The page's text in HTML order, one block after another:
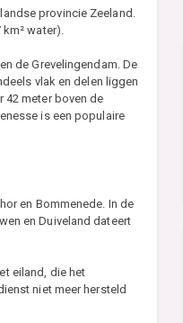
provincie Zeeland.
water).
de Grevelingendam. De
vlak en delen liggen
42 meter boven de
is een populaire
en Bommenede. In de
en Duiveland dateert
eiland, die het
niet meer hersteld